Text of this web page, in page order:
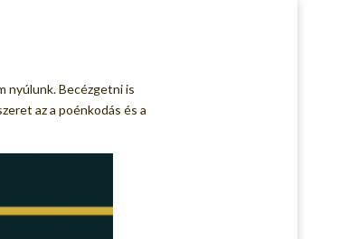
nyúlunk. Becézgetni is
az a poénkodás és a